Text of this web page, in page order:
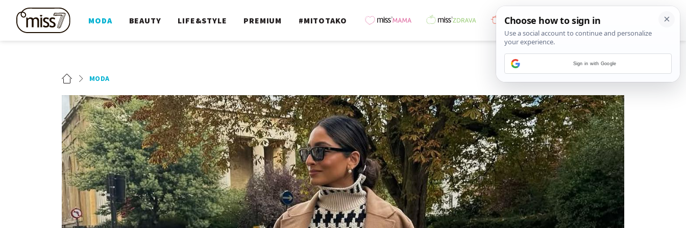
MODA BEAUTY LIFE&STYLE PREMIUM #MITOTAKO
MODA
Sign in with Google